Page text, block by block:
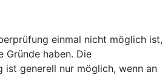
einmal nicht möglich ist,
Gründe haben. Die
ist generell nur möglich, wenn an